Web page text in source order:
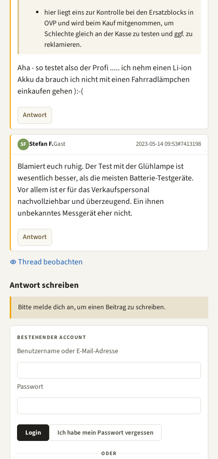
hier liegt eins zur Kontrolle bei den Ersatzblocks in
OVP und wird beim Kauf mitgenommen, um
Schlechte gleich an der Kasse zu testen und ggf. zu
reklamieren.
Aha - so testet also der Profi ..... ich nehm einen Li-ion
Akku da brauch ich nicht mit einen Fahrradlämpchen
einkaufen gehen ):-(
Antwort
SF Stefan F.Gast 2023-05-14 09:53#7413198
Blamiert euch ruhig. Der Test mit der Glühlampe ist
wesentlich besser, als die meisten Batterie-Testgeräte.
Vor allem ist er für das Verkaufspersonal
nachvollziehbar und überzeugend. Ein ihnen
unbekanntes Messgerät eher nicht.
Antwort
Thread beobachten
Antwort schreiben
Bitte melde dich an, um einen Beitrag zu schreiben.
BESTEHENDER ACCOUNT
Benutzername oder E-Mail-Adresse
Passwort
ODER